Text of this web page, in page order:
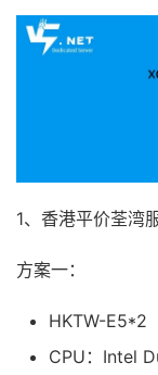
1、香港平价荃湾
方案一：
HKTW-E5*2
CPU：Intel